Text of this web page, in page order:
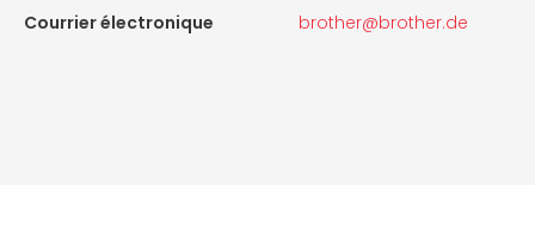
Courrier électronique
brother@brother.de